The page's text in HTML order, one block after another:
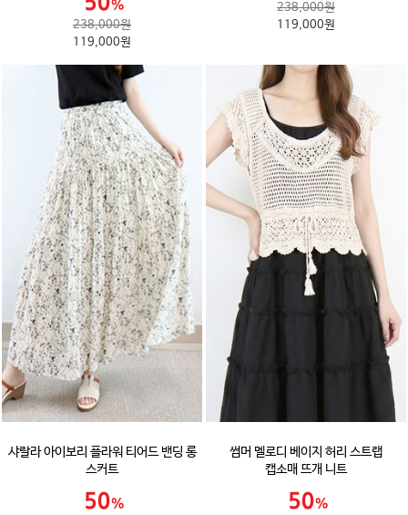
238,000원
119,000원
238,000원
119,000원
샤랄라 아이보리 플라워 티어드 밴딩 롱
스커트
썸머 멜로디 베이지 허리 스트랩
캡소매 뜨개 니트